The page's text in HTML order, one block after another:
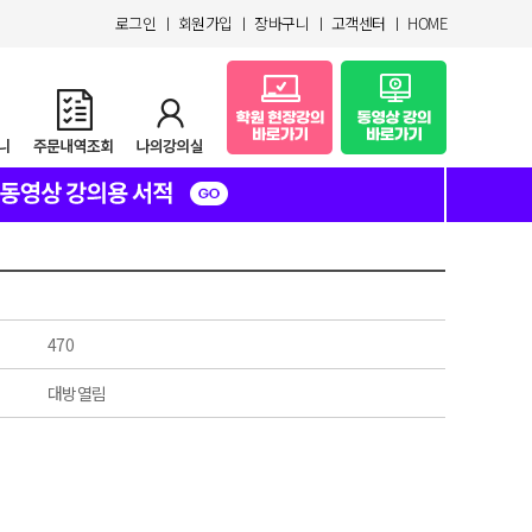
로그인 ㅣ 회원가입 ㅣ 장바구니 ㅣ 고객센터 ㅣ HOME
470
대방열림